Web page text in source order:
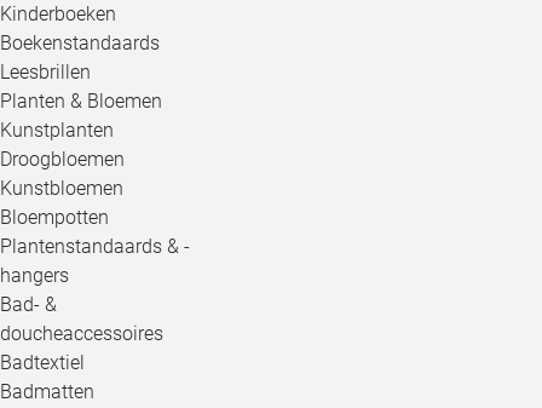
Kinderboeken
Boekenstandaards
Leesbrillen
Planten & Bloemen
Kunstplanten
Droogbloemen
Kunstbloemen
Bloempotten
Plantenstandaards & -
hangers
Bad- &
doucheaccessoires
Badtextiel
Badmatten